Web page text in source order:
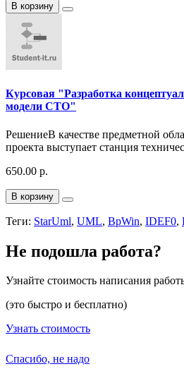
В корзину
Курсовая "Разработка
модели СТО"
РешениеВ качестве предметной
проекта выступает станция
650.00 р.
В корзину
Теги: StarUml, UML, BpWin, IDEF0,
Не подошла работа?
Узнайте стоимость написания
(это быстро и бесплатно)
Узнать стоимость
Спасибо, не надо